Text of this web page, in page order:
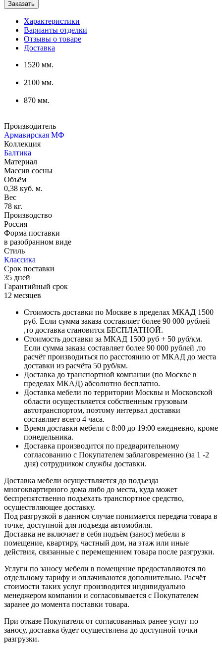
Характеристики
Варианты отделки
Отзывы о товаре
Доставка
1520 мм.
2100 мм.
870 мм.
Производитель
Армавирская МФ
Коллекция
Балтика
Материал
Массив сосны
Объём
0,38 куб. м.
Вес
78 кг.
Производство
Россия
Форма поставки
в разобранном виде
Стиль
Классика
Срок поставки
35 дней
Гарантийный срок
12 месяцев
Стоимость доставки по Москве в пределах МКАД 1500
руб. Если сумма заказа составляет более 90 000 рублей
,то доставка становится БЕСПЛАТНОЙ.
Стоимость доставки за МКАД 1500 руб + 50 руб/км.
Если сумма заказа составляет более 90 000 рублей ,то
расчёт производиться по расстоянию от МКАД до места
доставки из расчёта 50 руб/км.
Доставка до транспортной компании (по Москве в
пределах МКАД) абсолютно бесплатно.
Доставка мебели по территории Москвы и Московской
области осуществляется собственным грузовым
автотранспортом, поэтому интервал доставки
составляет всего 4 часа.
Время доставки мебели с 8:00 до 19:00 ежедневно, кроме
понедельника.
Доставка производится по предварительному
согласованию с Покупателем заблаговременно (за 1 -2
дня) сотрудником службы доставки.
Доставка мебели осуществляется до подъезда
многоквартирного дома либо до места, куда может
беспрепятственно подъехать транспортное средство,
осуществляющее доставку.
Под разгрузкой в данном случае понимается передача товара в
точке, доступной для подъезда автомобиля.
Доставка не включает в себя подъём (занос) мебели в
помещение, квартиру, частный дом, на этаж или иные
действия, связанные с перемещением товара после разгрузки.
Услуги по заносу мебели в помещение предоставляются по
отдельному тарифу и оплачиваются дополнительно. Расчёт
стоимости таких услуг производится индивидуально
менеджером компании и согласовывается с Покупателем
заранее до момента поставки товара.
При отказе Покупателя от согласованных ранее услуг по
заносу, доставка будет осуществлена до доступной точки
разгрузки.